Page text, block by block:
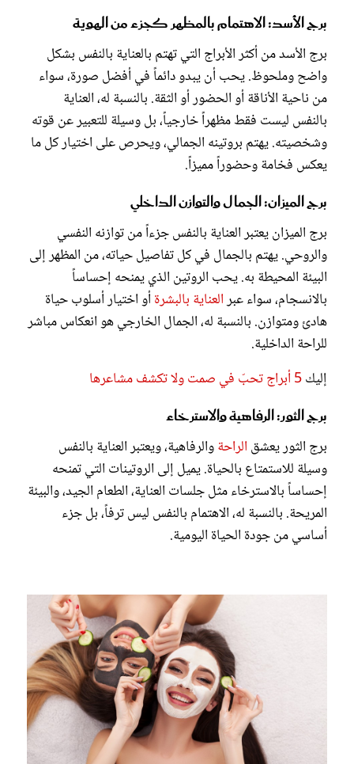
برج الأسد: الاهتمام بالمظهر كجزء من الهوية
برج الأسد من أكثر الأبراج التي تهتم بالعناية بالنفس بشكل
واضح وملحوظ. يحب أن يبدو دائماً في أفضل صورة، سواء
من ناحية الأناقة أو الحضور أو الثقة. بالنسبة له، العناية
بالنفس ليست فقط مظهراً خارجياً، بل وسيلة للتعبير عن قوته
وشخصيته. يهتم بروتينه الجمالي، ويحرص على اختيار كل ما
يعكس فخامة وحضوراً مميزاً.
برج الميزان: الجمال والتوازن الداخلي
برج الميزان يعتبر العناية بالنفس جزءاً من توازنه النفسي
والروحي. يهتم بالجمال في كل تفاصيل حياته، من المظهر إلى
البيئة المحيطة به. يحب الروتين الذي يمنحه إحساساً
بالانسجام، سواء عبرالعناية بالبشرةأو اختيار أسلوب حياة
هادئ ومتوازن. بالنسبة له، الجمال الخارجي هو انعكاس مباشر
للراحة الداخلية.
إليك5 أبراج تحبّ في صمت ولا تكشف مشاعرها
برج الثور: الرفاهية والاسترخاء
برج الثور يعشق الراحةوالرفاهية، ويعتبر العناية بالنفس
وسيلة للاستمتاع بالحياة. يميل إلى الروتينات التي تمنحه
إحساساً بالاسترخاء مثل جلسات العناية، الطعام الجيد، والبيئة
المريحة. بالنسبة له، الاهتمام بالنفس ليس ترفاً، بل جزء
أساسي من جودة الحياة اليومية.
غلاف رفمي